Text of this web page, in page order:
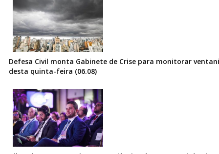
Defesa Civil monta Gabinete de Crise para monitorar
desta quinta-feira (06.08)